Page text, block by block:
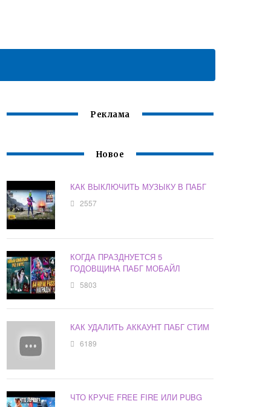
Реклама
Новое
КАК ВЫКЛЮЧИТЬ МУЗЫКУ В ПАБГ
2557
КОГДА ПРАЗДНУЕТСЯ 5
ГОДОВЩИНА ПАБГ МОБАЙЛ
5803
КАК УДАЛИТЬ АККАУНТ ПАБГ СТИМ
6189
ЧТО КРУЧЕ FREE FIRE ИЛИ PUBG